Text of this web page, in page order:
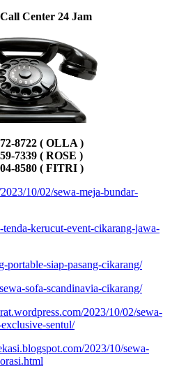
Center 24 Jam
8722 ( OLLA )
7339 ( ROSE )
8580 ( FITRI )
10/02/sewa-meja-bundar-
tenda-kerucut-event-cikarang-jawa-
portable-siap-pasang-cikarang/
sofa-scandinavia-cikarang/
2023/10/02/sewa-
sentul/
2023/10/sewa-